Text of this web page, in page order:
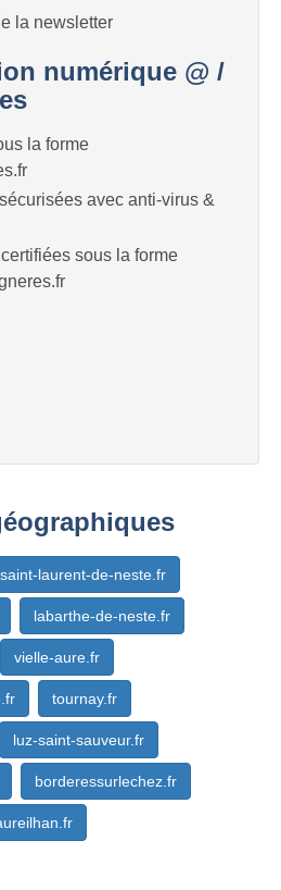
la newsletter
numérique @ /
la forme
avec anti-virus &
sous la forme
saint-laurent-de-neste.fr
labarthe-de-neste.fr
vielle-aure.fr
tournay.fr
luz-saint-sauveur.fr
borderessurlechez.fr